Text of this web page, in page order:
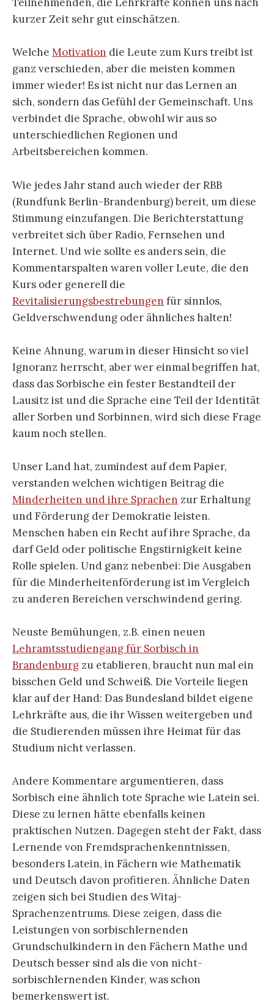
kurzer Zeit sehr gut einschätzen.
Welche Motivation die Leute zum Kurs treibt ist
ganz verschieden, aber die meisten kommen
immer wieder! Es ist nicht nur das Lernen an
sich, sondern das Gefühl der Gemeinschaft. Uns
verbindet die Sprache, obwohl wir aus so
unterschiedlichen Regionen und
Arbeitsbereichen kommen.
Wie jedes Jahr stand auch wieder der RBB
(Rundfunk Berlin-Brandenburg) bereit, um diese
Stimmung einzufangen. Die Berichterstattung
verbreitet sich über Radio, Fernsehen und
Internet. Und wie sollte es anders sein, die
Kommentarspalten waren voller Leute, die den
Kurs oder generell die
Revitalisierungsbestrebungen für sinnlos,
Geldverschwendung oder ähnliches halten!
Keine Ahnung, warum in dieser Hinsicht so viel
Ignoranz herrscht, aber wer einmal begriffen hat,
dass das Sorbische ein fester Bestandteil der
Lausitz ist und die Sprache eine Teil der Identität
aller Sorben und Sorbinnen, wird sich diese Frage
kaum noch stellen.
Unser Land hat, zumindest auf dem Papier,
verstanden welchen wichtigen Beitrag die
Minderheiten und ihre Sprachen zur Erhaltung
und Förderung der Demokratie leisten.
Menschen haben ein Recht auf ihre Sprache, da
darf Geld oder politische Engstirnigkeit keine
Rolle spielen. Und ganz nebenbei: Die Ausgaben
für die Minderheitenförderung ist im Vergleich
zu anderen Bereichen verschwindend gering.
Neuste Bemühungen, z.B. einen neuen
Lehramtsstudiengang für Sorbisch in
Brandenburg zu etablieren, braucht nun mal ein
bisschen Geld und Schweiß. Die Vorteile liegen
klar auf der Hand: Das Bundesland bildet eigene
Lehrkräfte aus, die ihr Wissen weitergeben und
die Studierenden müssen ihre Heimat für das
Studium nicht verlassen.
Andere Kommentare argumentieren, dass
Sorbisch eine ähnlich tote Sprache wie Latein sei.
Diese zu lernen hätte ebenfalls keinen
praktischen Nutzen. Dagegen steht der Fakt, dass
Lernende von Fremdsprachenkenntnissen,
besonders Latein, in Fächern wie Mathematik
und Deutsch davon profitieren. Ähnliche Daten
zeigen sich bei Studien des Witaj-
Sprachenzentrums. Diese zeigen, dass die
Leistungen von sorbischlernenden
Grundschulkindern in den Fächern Mathe und
Deutsch besser sind als die von nicht-
sorbischlernenden Kinder, was schon
bemerkenswert ist.